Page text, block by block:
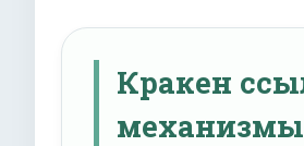
Кракен